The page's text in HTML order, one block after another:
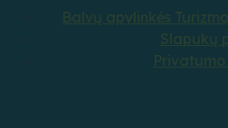
Balvų apylinkės
Slapukų